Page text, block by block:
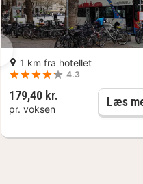
og 7 minutters gang fra
I Hannover (Mitte)
1 km fra hotellet
4.3
179,40 kr.
pr. voksen
Læs